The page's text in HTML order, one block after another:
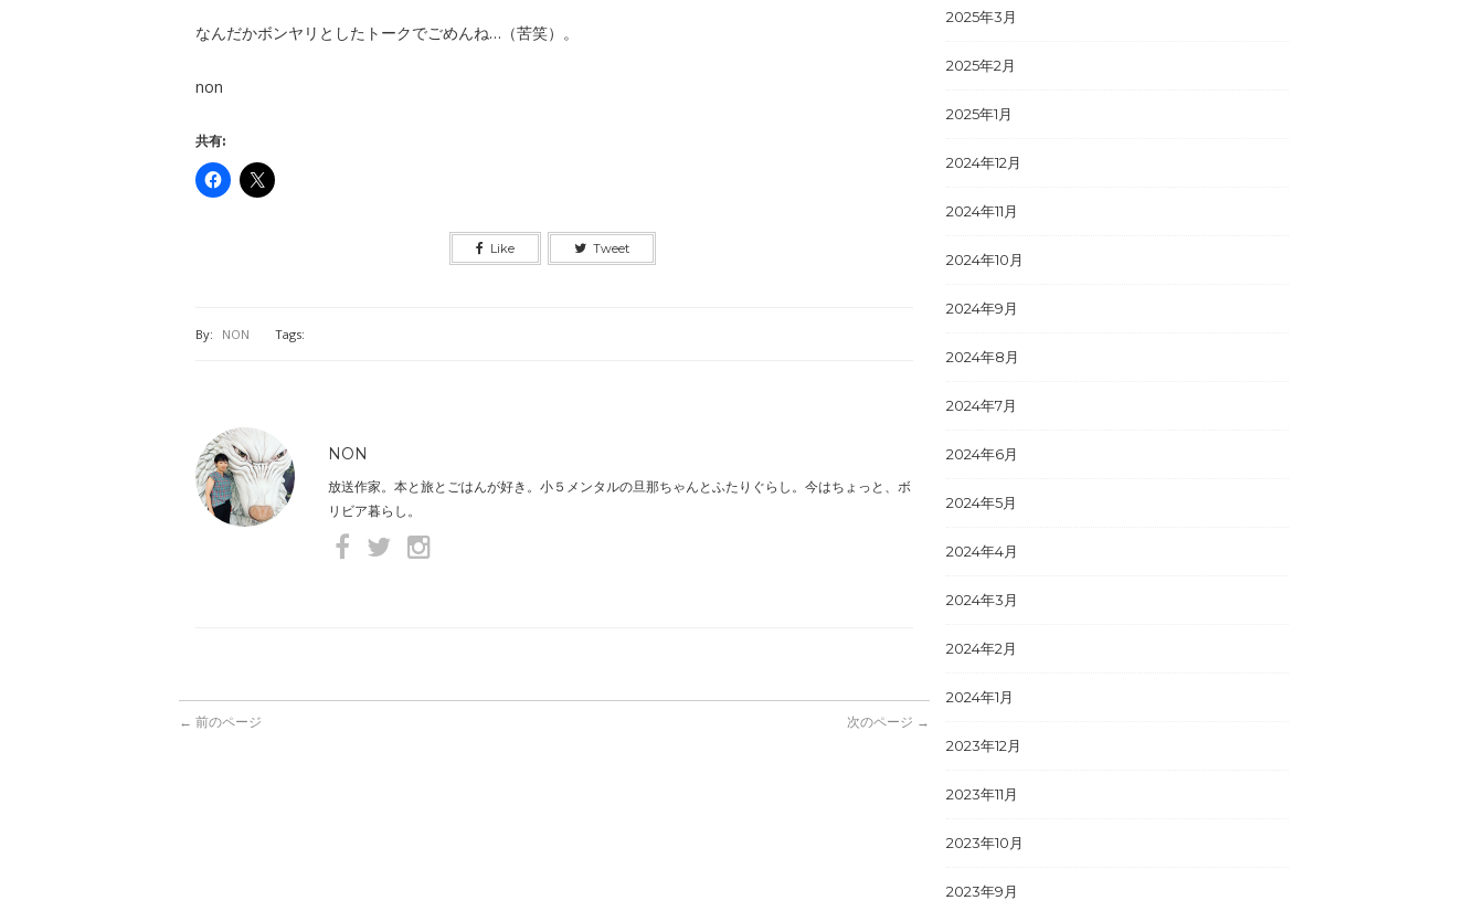
なんだかボンヤリとしたトークでごめんね…（苦笑）。
non
共有:
Like Tweet
By: NON Tags:
NON
放送作家。本と旅とごはんが好き。小５メンタルの旦那ちゃんとふたりぐらし。今はちょっと、ボ
リビア暮らし。
← 前のページ 次のページ →
2025年3月
2025年2月
2025年1月
2024年12月
2024年11月
2024年10月
2024年9月
2024年8月
2024年7月
2024年6月
2024年5月
2024年4月
2024年3月
2024年2月
2024年1月
2023年12月
2023年11月
2023年10月
2023年9月